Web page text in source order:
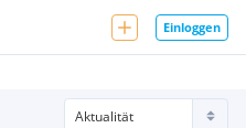
Einloggen